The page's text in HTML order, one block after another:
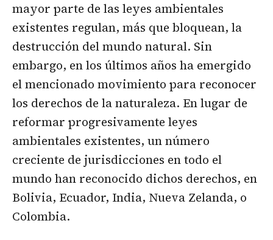
mayor parte de las leyes ambientales
existentes regulan, más que bloquean, la
destrucción del mundo natural. Sin
embargo, en los últimos años ha emergido
el mencionado movimiento para reconocer
los derechos de la naturaleza. En lugar de
reformar progresivamente leyes
ambientales existentes, un número
creciente de jurisdicciones en todo el
mundo han reconocido dichos derechos, en
Bolivia, Ecuador, India, Nueva Zelanda, o
Colombia.